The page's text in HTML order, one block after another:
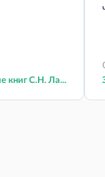
книг С.Н. Ла...